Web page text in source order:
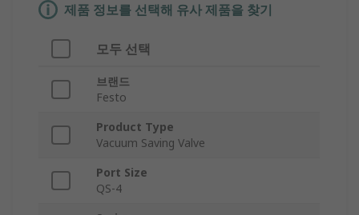
제품 정보를 선택해 유사 제품을 찾기
모두 선택
브랜드
Festo
Product Type
Vacuum Saving Valve
Port Size
QS-4